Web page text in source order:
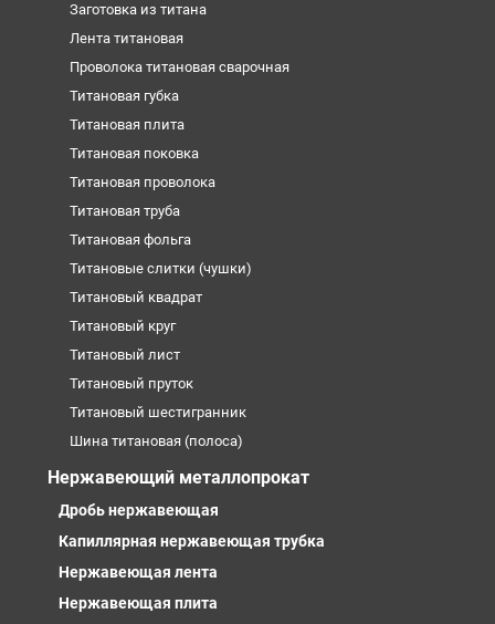
Заготовка из титана
Лента титановая
Проволока титановая сварочная
Титановая губка
Титановая плита
Титановая поковка
Титановая проволока
Титановая труба
Титановая фольга
Титановые слитки (чушки)
Титановый квадрат
Титановый круг
Титановый лист
Титановый пруток
Титановый шестигранник
Шина титановая (полоса)
Нержавеющий металлопрокат
Дробь нержавеющая
Капиллярная нержавеющая трубка
Нержавеющая лента
Нержавеющая плита